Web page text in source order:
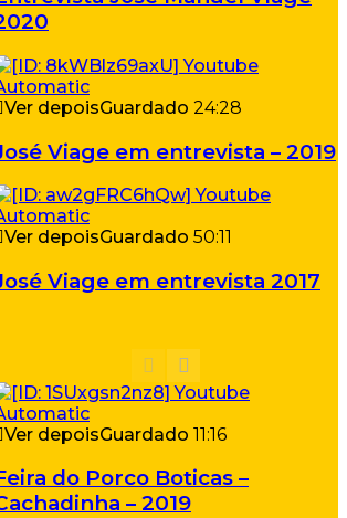
Ver depoisGuardado 24:28
Viage em entrevista – 2019
Ver depoisGuardado 50:11
Viage em entrevista 2017
Ver depoisGuardado 11:16
do Porco Boticas –
– 2019